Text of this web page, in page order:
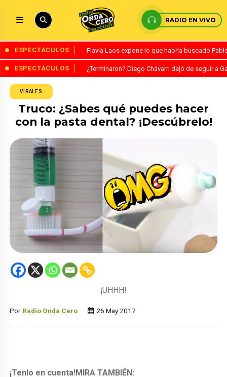
RADIO EN VIVO
ESPECTÁCULOS Flavia Laos expone lo que habría buscado
ESPECTÁCULOS ¿Terminaron? Diego Chávarri dejó de seguir a
VIRALES
Truco: ¿Sabes qué puedes hacer
con la pasta dental? ¡Descúbrelo!
¡UHHH!
Por Radio Onda Cero 26 May 2017
¡Tenlo en cuenta!MIRA TAMBIÉN: